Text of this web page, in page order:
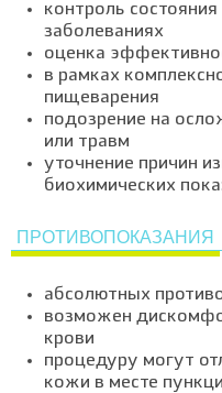
контроль
заболеваниях
оценка
в рамках
пищеварения
подозрение на
или травм
уточнение причин
биохимических
ПРОТИВОПОКАЗАНИЯ
абсолютных
возможен
крови
процедуру могут
кожи в месте